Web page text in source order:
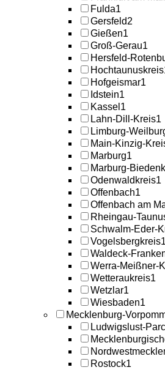
Fulda1
Gersfeld2
Gießen1
Groß-Gerau1
Hersfeld-
Hochtaunuskreis
Hofgeismar1
Idstein1
Kassel 1
Lahn-Dill-Kreis1
Limburg-
Main-Kinzig-
Marburg1
Marburg-
Odenwaldkreis1
Offenbach1
Offenbach am
Rheingau-
Schwalm-Eder-
Vogelsbergkreis1
Waldeck-
Werra-Meißner-
Wetteraukreis1
Wetzlar1
Wiesbaden1
Mecklenburg-
Ludwigslust-
Rostock1